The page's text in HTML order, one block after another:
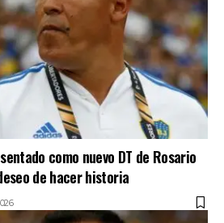
como nuevo DT de Rosario
de hacer historia